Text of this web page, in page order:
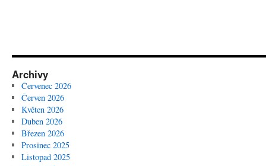
Archivy
Červenec 2026
Červen 2026
Květen 2026
Duben 2026
Březen 2026
Prosinec 2025
Listopad 2025